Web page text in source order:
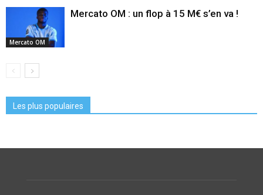
Mercato OM
Mercato OM : un flop à 15 M€ s’en va !
Les plus populaires